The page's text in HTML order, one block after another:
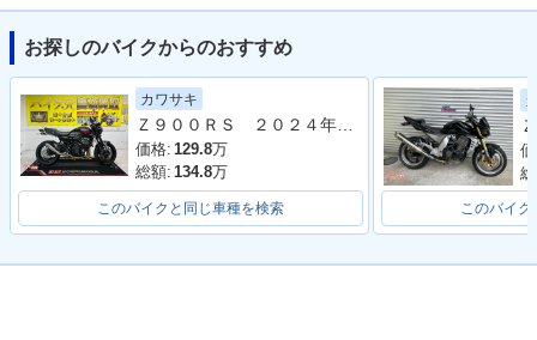
Anniversary・特
別・限定仕様
ーチェンジ
お探しのバイクからのおすすめ
カワサキ
Ｚ９００ＲＳ ２０２４年モデル 社外フルエキマフラー フェンダーレス ラジエーターカバー タンデムバー シート カスタム多数
価格: 129.8万
総額: 134.8万
このバイクと同じ車種を検索 このバイク